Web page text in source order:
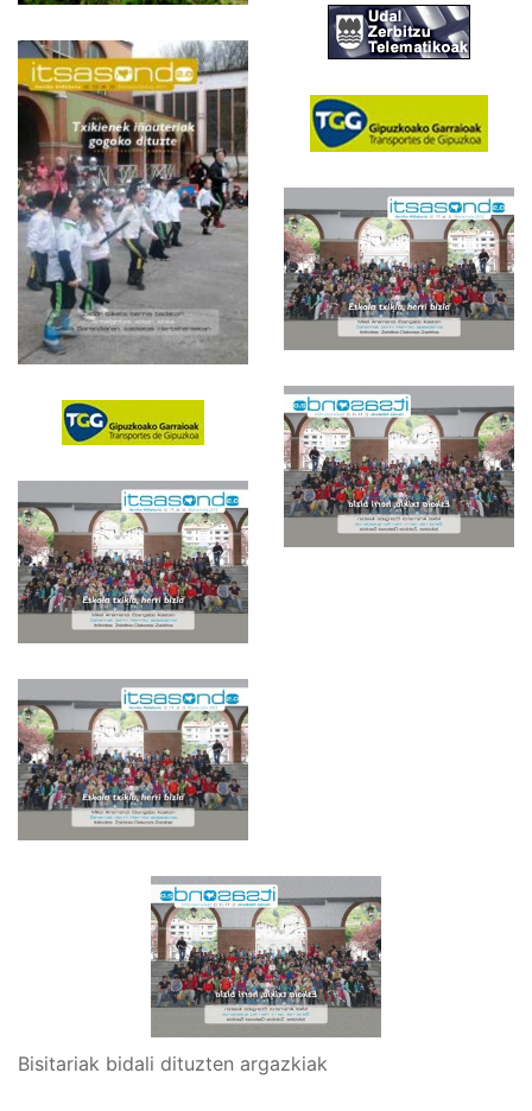
Bisitariak bidali dituzten argazkiak